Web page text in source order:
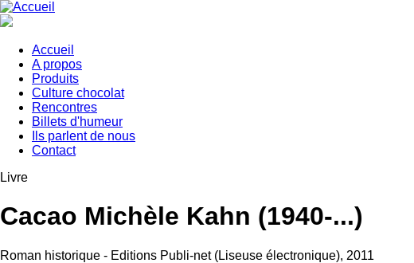
Aller
au
principal
Main
navigation
Accueil
A propos
Produits
Culture chocolat
Rencontres
Billets d'humeur
Ils parlent de nous
Contact
Livre
Cacao Michèle Kahn (1940-...)
Roman historique - Editions Publi-net (Liseuse électronique), 2011